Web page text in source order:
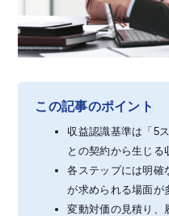
この記事のポイント
収益認識基準は「5
との契約から生じる
各ステップには明確
が求められる場面が
変動対価の見積り、